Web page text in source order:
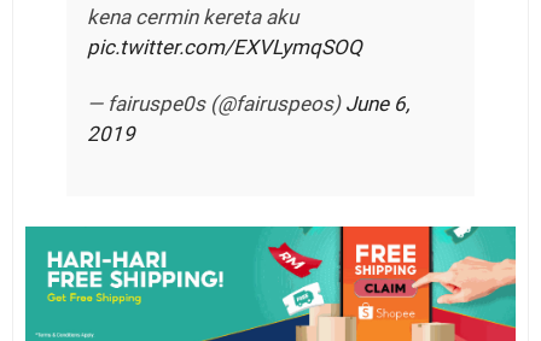
kena cermin kereta aku
pic.twitter.com/EXVLymqSOQ
— fairuspe0s (@fairuspeos) June 6,
2019